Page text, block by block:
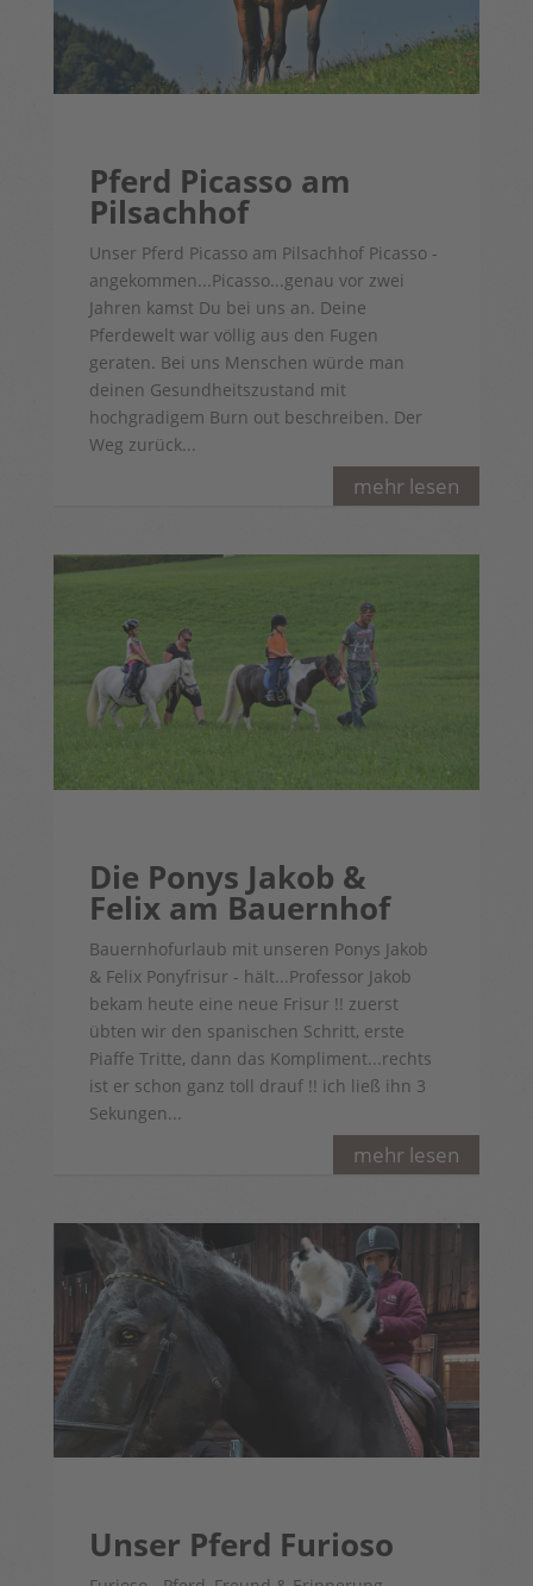
mehr lesen
Pferd Picasso am
Pilsachhof
Unser Pferd Picasso am Pilsachhof Picasso -
angekommen...Picasso...genau vor zwei
Jahren kamst Du bei uns an. Deine
Pferdewelt war völlig aus den Fugen
geraten. Bei uns Menschen würde man
deinen Gesundheitszustand mit
hochgradigem Burn out beschreiben. Der
Weg zurück...
mehr lesen
Die Ponys Jakob &
Felix am Bauernhof
Bauernhofurlaub mit unseren Ponys Jakob
& Felix Ponyfrisur - hält...Professor Jakob
bekam heute eine neue Frisur !! zuerst
übten wir den spanischen Schritt, erste
Piaffe Tritte, dann das Kompliment...rechts
ist er schon ganz toll drauf !! ich ließ ihn 3
Sekungen...
Unser Pferd Furioso